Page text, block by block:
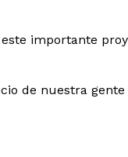
importante
de nuestra